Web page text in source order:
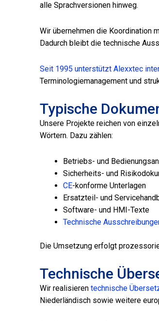
alle Sprachversionen hinweg.
Wir übernehmen die Koordination
Dadurch bleibt die technische
Seit 1995 unterstützt Alexxtec
Terminologiemanagement und
Typische
Unsere Projekte reichen von
Wörtern. Dazu zählen:
Betriebs- und
Sicherheits- und
CE-konforme Unterlagen
Ersatzteil- und
Software- und HMI-Texte
Technische
Die Umsetzung erfolgt
Technische
Wir realisieren technische
Niederländisch sowie weitere